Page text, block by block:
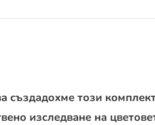
създадохме този
изследване на